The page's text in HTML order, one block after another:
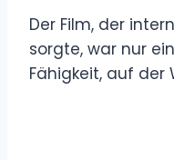
Der Film, der
sorgte, war nur
Fähigkeit, auf der